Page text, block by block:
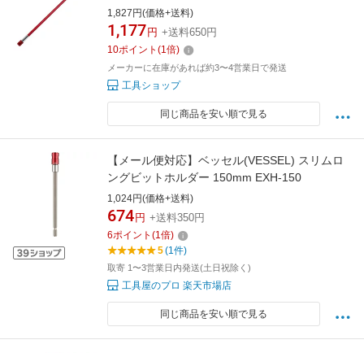
1,827円(価格+送料)
1,177 円 +送料650円
10ポイント (1倍)
メーカーに在庫があれば約3〜4営業日で発送
工具ショップ
同じ商品を安い順で見る
【メール便対応】ベッセル(VESSEL) スリムロ
ングビットホルダー 150mm EXH-150
1,024円(価格+送料)
674 円 +送料350円
6ポイント (1倍)
5(1件)
取寄 1〜3営業日内発送(土日祝除く)
工具屋のプロ 楽天市場店
同じ商品を安い順で見る